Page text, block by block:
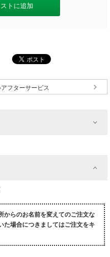
トに追加
フターサービス
からのお名前を変えてのご注文な
た場合につきましてはご注文をキ